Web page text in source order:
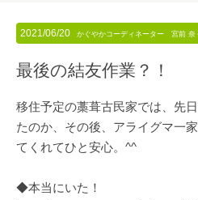
2021/06/20 かぐやかコーディネーター 宮前 奈
最後の結友作業？！
移住予定の藁葺古民家では、先
たのか、その後、アライグマ一
てくれてひと安心。^^
◆本当にいた！